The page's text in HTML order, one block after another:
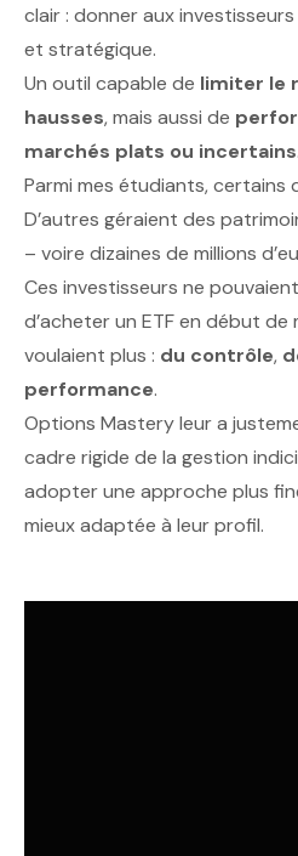
clair : donner aux
et stratégique.
Un outil capable de limiter le
hausses, mais aussi de
marchés plats ou incertains.
Parmi mes étudiants, certains
D’autres géraient des
– voire dizaines de millions
Ces investisseurs ne
d’acheter un ETF en début de
voulaient plus : du contrôle,
performance.
Options Masteryleur a
cadre rigide de la gestion
adopter une approche plus
mieux adaptée à leur profil.